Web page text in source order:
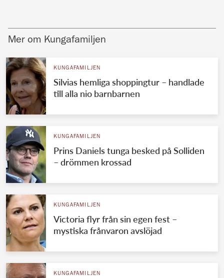
Mer om Kungafamiljen
KUNGAFAMILJEN
Silvias hemliga shoppingtur – handlade
till alla nio barnbarnen
KUNGAFAMILJEN
Prins Daniels tunga besked på Solliden
– drömmen krossad
KUNGAFAMILJEN
Victoria flyr från sin egen fest –
mystiska frånvaron avslöjad
KUNGAFAMILJEN